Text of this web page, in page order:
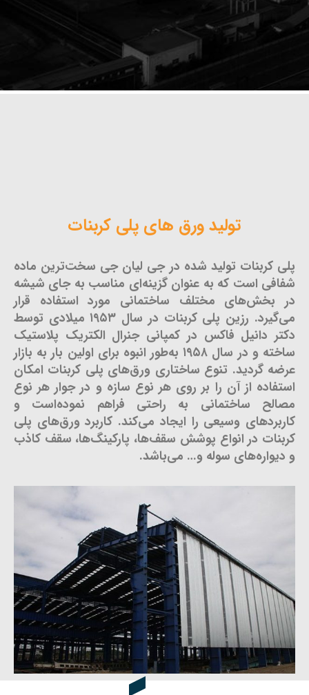
تولید ورق های پلی کربنات
پلی کربنات تولید شده در جی لیان جی سخت‌ترین ماده
شفافی است که به عنوان گزینه‌ای مناسب به جای شیشه
در بخش‌های مختلف ساختمانی مورد استفاده قرار
می‌گیرد. رزین پلی کربنات در سال ۱۹۵۳ میلادی توسط
دکتر دانیل فاکس در کمپانی جنرال الکتریک پلاستیک
ساخته و در سال ۱۹۵۸ به‌طور انبوه برای اولین بار به بازار
عرضه گردید. تنوع ساختاری ورق‌های پلی کربنات امکان
استفاده از آن را بر روی هر نوع سازه و در جوار هر نوع
مصالح ساختمانی به راحتی فراهم نموده‌است و
کاربردهای وسیعی را ایجاد می‌کند. کاربرد ورق‌های پلی
کربنات در انواع پوشش سقف‌ها، پارکینگ‌ها، سقف کاذب
و دیواره‌های سوله و… می‌باشد.